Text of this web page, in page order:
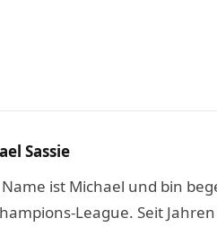
Sassie
ist Michael und bin
League. Seit